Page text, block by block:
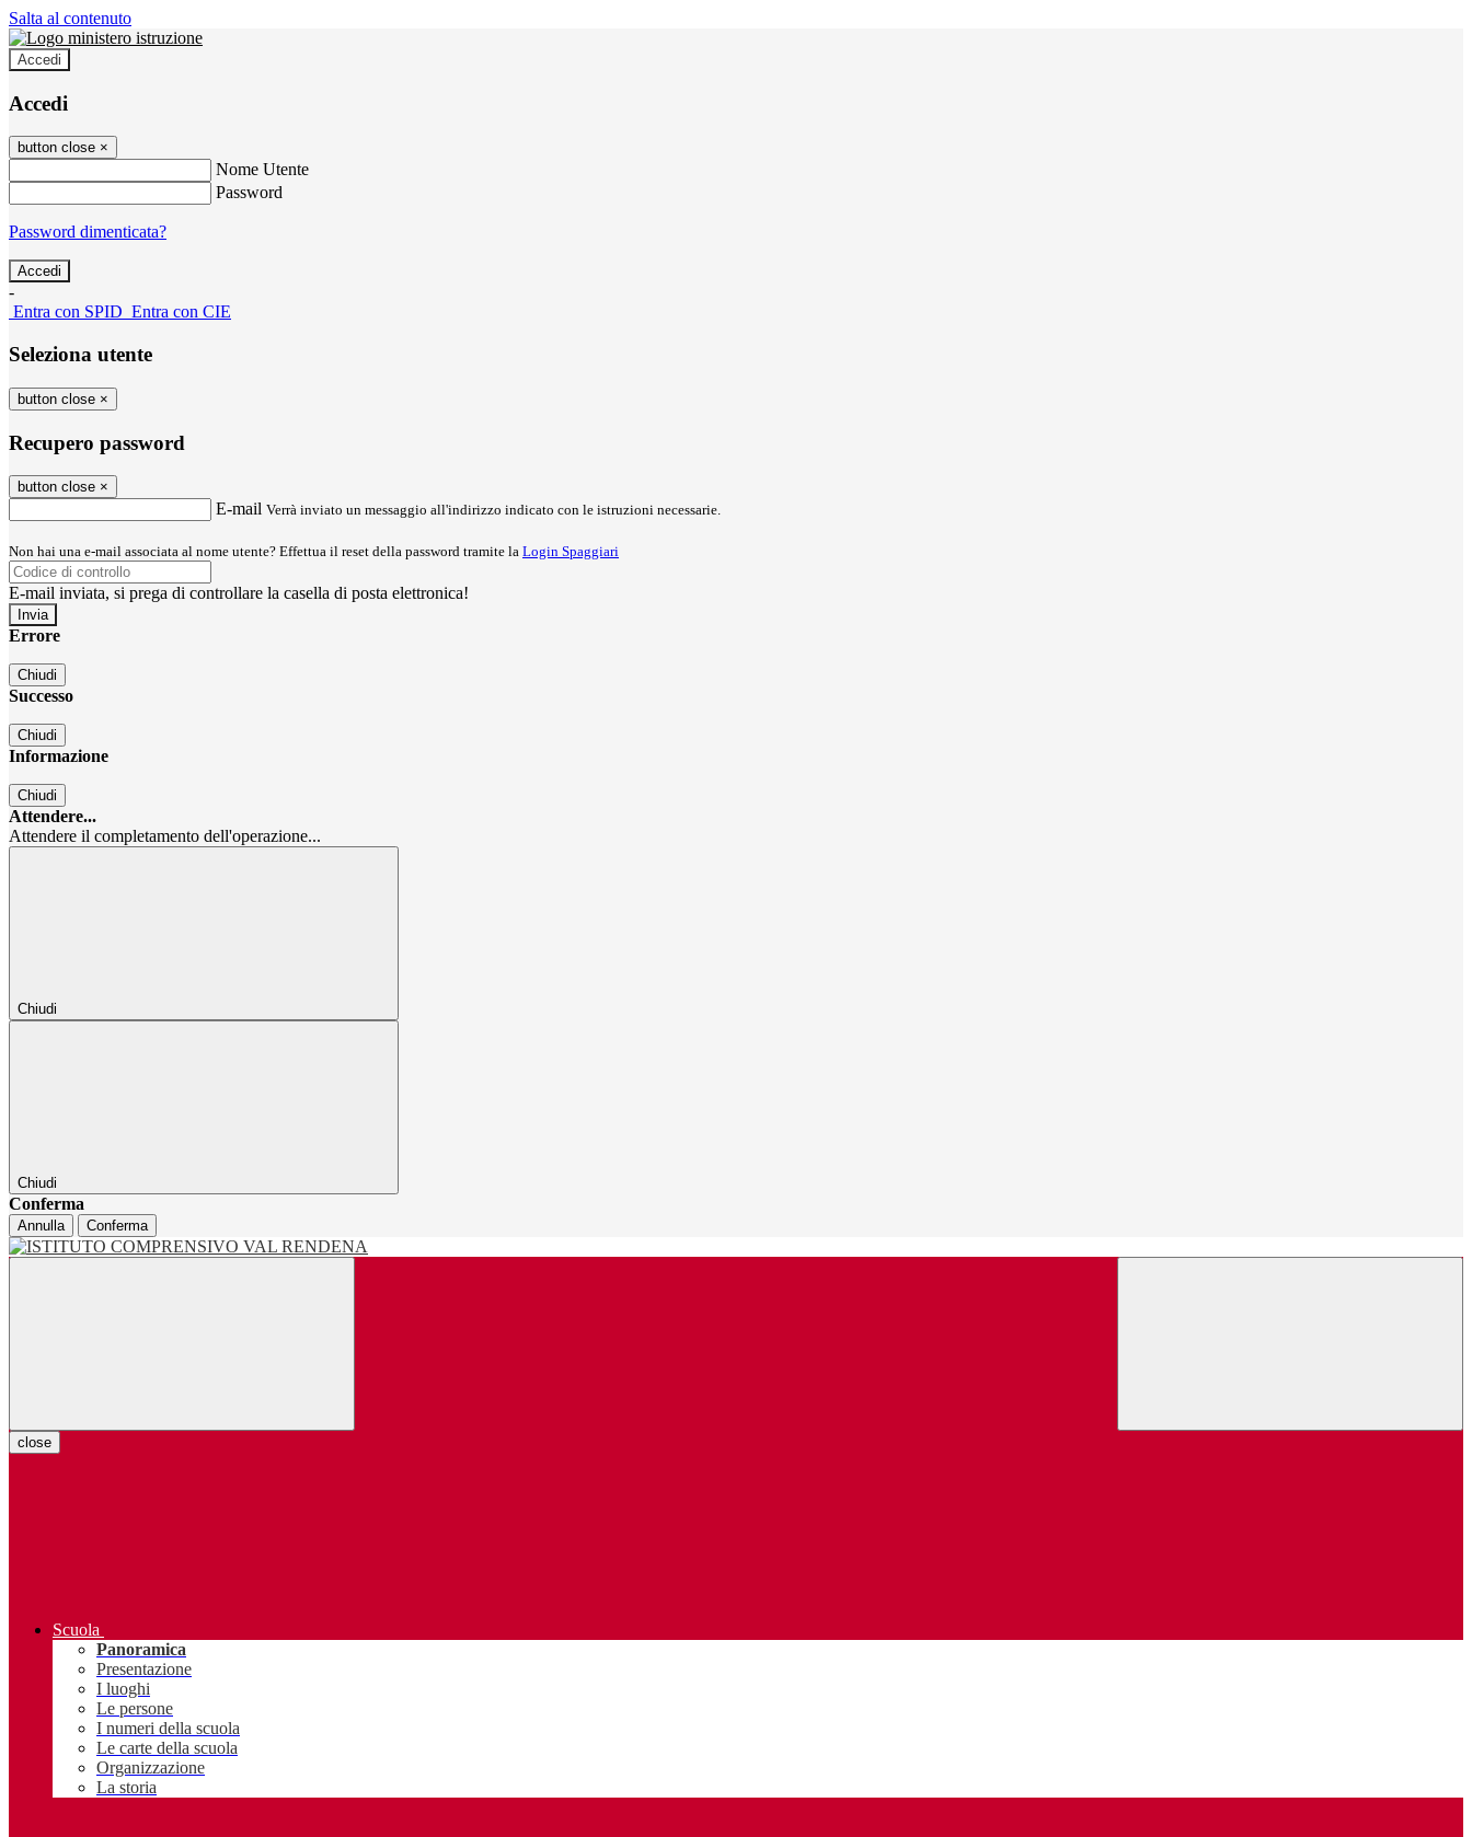
Salta al contenuto
Accedi
Accedi
button close ×
Nome Utente
Password
Password dimenticata?
-
Entra con SPID Entra con CIE
Seleziona utente
button close ×
Recupero password
button close ×
E-mail Verrà inviato un messaggio all'indirizzo indicato con le istruzioni necessarie.
Non hai una e-mail associata al nome utente? Effettua il reset della password tramite la Login Spaggiari
E-mail inviata, si prega di controllare la casella di posta elettronica!
Errore
Chiudi
Successo
Chiudi
Informazione
Chiudi
Attendere...
Attendere il completamento dell'operazione...
Chiudi
Chiudi
Conferma
Annulla Conferma
close
Scuola
Panoramica
Presentazione
I luoghi
Le persone
I numeri della scuola
Le carte della scuola
Organizzazione
La storia